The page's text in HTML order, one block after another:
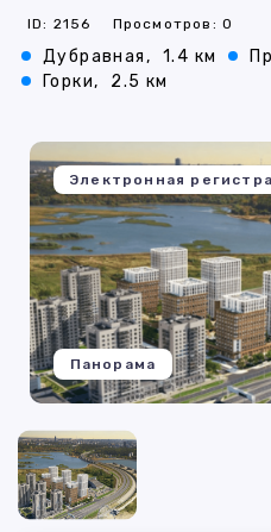
ID: 2156 Просмотров: 0
Дубравная, 1.4 км
Горки,
2.5 км
Электронная
Панорама